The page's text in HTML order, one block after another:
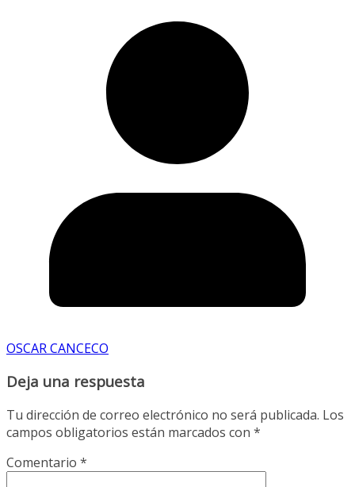
OSCAR CANCECO
Deja una respuesta
Tu dirección de correo electrónico no será publicada. Los
campos obligatorios están marcados con *
Comentario *